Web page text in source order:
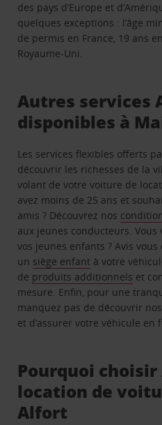
des pays d’Europe et
quelques exceptions : l’âge
de permis en France, 19 ans
Royaume-Uni.
Autres services
disponibles à
Les services flexibles offerts
découvrir les richesses de la
volant de votre voiture de
avez moins de 25 ans et
amis ? Découvrez nos
aux jeunes conducteurs. Vous
vos jeunes enfants ? Avis
un siège enfant à votre
de produits additionnels et
mesure. Enfin, pour une
manquez pas de découvrir nos
et d’assurer votre véhicule en
Pourquoi
location de
Alfort